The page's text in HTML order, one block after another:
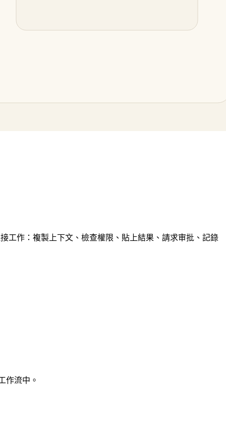
工作：複製上下文、檢查權限、貼上結果、請求审批、記錄
作流中。